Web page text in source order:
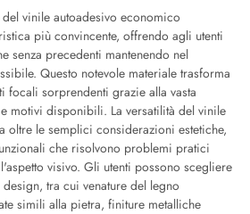
vinile autoadesivo economico
più convincente, offrendo agli utenti
senza precedenti mantenendo nel
Questo notevole materiale trasforma
sorprendenti grazie alla vasta
motivi disponibili. La versatilità del vinile
oltre le semplici considerazioni estetiche,
che risolvono problemi pratici
visivo. Gli utenti possono scegliere
tra cui venature del legno
simili alla pietra, finiture metalliche